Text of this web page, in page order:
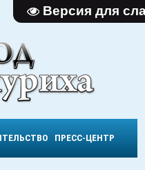
Версия для
ПРЕСС-ЦЕНТР